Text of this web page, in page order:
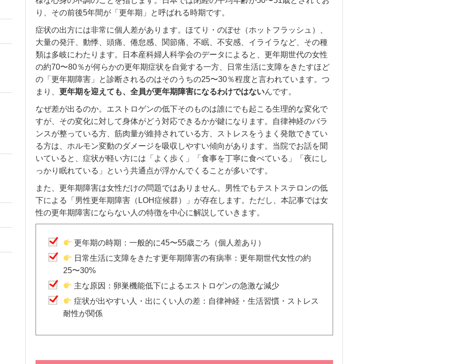
り、その前後5年間が「更年期」と呼ばれる時期です。
症状の出方には非常に個人差があります。ほてり・のぼせ（ホットフラッシュ）、
大量の発汗、動悸、頭痛、倦怠感、関節痛、不眠、不安感、イライラなど、その種
類は多岐にわたります。日本産科婦人科学会のデータによると、更年期世代の女性
の約70〜80％が何らかの更年期症状を自覚する一方、日常生活に支障をきたすほど
の「更年期障害」と診断されるのはそのうちの25〜30％程度と言われています。つ
まり、 更年期を迎えても、全員が更年期障害になるわけではないんです。
なぜ差が出るのか。エストロゲンの低下そのものは誰にでも起こる生理的な変化で
すが、その変化に対して身体がどう対応できるかが鍵になります。自律神経のバラ
ンスが整っている方、筋肉量が維持されている方、ストレスをうまく発散できてい
る方は、ホルモン変動のダメージを吸収しやすい傾向があります。当院でお話を聞
いていると、症状が軽い方には「よく歩く」「食事を丁寧に食べている」「夜にし
っかり眠れている」という共通点が浮かんでくることが多いです。
また、更年期障害は女性だけの問題ではありません。男性でもテストステロンの低
下による「男性更年期障害（LOH症候群）」が存在します。ただし、本記事では女
性の更年期障害にならない人の特徴を中心に解説していきます。
更年期の時期：一般的に45〜55歳ごろ（個人差あり）
日常生活に支障をきたす更年期障害の有病率：更年期世代女性の約
25〜30%
主な原因：卵巣機能低下によるエストロゲンの急激な減少
症状が出やすい人・出にくい人の差：自律神経・生活習慣・ストレス
耐性が関係